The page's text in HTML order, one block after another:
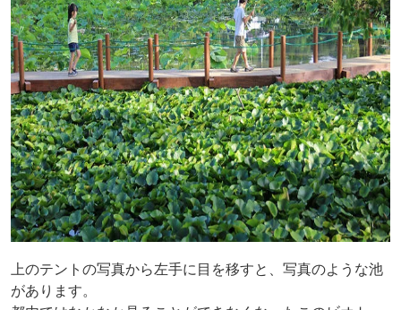
上のテントの写真から左手に目を移すと、写真のような池
があります。